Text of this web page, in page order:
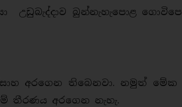
උඩුබැද්දාව බුන්නැහැපොළ
අරගෙන තිබෙනවා. නමුත් මේක
තීරණය අරගෙන නැහැ.